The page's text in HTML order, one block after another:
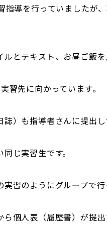
指導を行っていましたが
とテキスト、お昼ご飯を
習先に向かっています。
）も指導者さんに提出し
じ実習生です。
習のようにグループで行
個人表（履歴書）が提出